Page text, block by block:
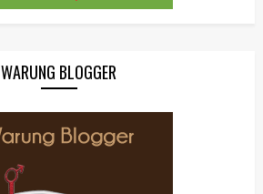
WARUNG BLOGGER